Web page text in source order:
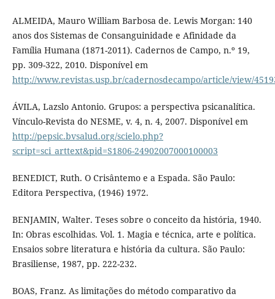
ALMEIDA, Mauro William Barbosa de. Lewis Morgan: 140
anos dos Sistemas de Consanguinidade e Afinidade da
Família Humana (1871-2011). Cadernos de Campo, n.º 19,
pp. 309-322, 2010. Disponível em
http://www.revistas.usp.br/cadernosdecampo/article/view/
ÁVILA, Lazslo Antonio. Grupos: a perspectiva psicanalítica.
Vínculo-Revista do NESME, v. 4, n. 4, 2007. Disponível em
http://pepsic.bvsalud.org/scielo.php?
script=sci_arttext&pid=S1806-24902007000100003
BENEDICT, Ruth. O Crisântemo e a Espada. São Paulo:
Editora Perspectiva, (1946) 1972.
BENJAMIN, Walter. Teses sobre o conceito da história, 1940.
In: Obras escolhidas. Vol. 1. Magia e técnica, arte e política.
Ensaios sobre literatura e história da cultura. São Paulo:
Brasiliense, 1987, pp. 222-232.
BOAS, Franz. As limitações do método comparativo da